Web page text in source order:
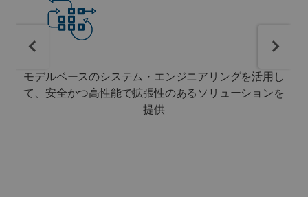
モデルベースのシステム・エンジニアリングを活用し
て、安全かつ高性能で拡張性のあるソリューションを
提供